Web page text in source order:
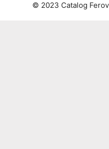
© 2023 Catalog